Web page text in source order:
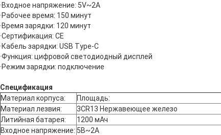
·Входное напряжение: 5V~2A
·Рабочее время: 150 минут
·Время зарядки: 120 минут
·Сертификация: CE
·Кабель зарядки: USB Type-C
·Функция: цифровой светодиодный дисплей
·Режим зарядки: подключение
Спецификация
Материал корпуса:
Площадь:
Материал лезвия:
3CR13 Нержавеющее железо
Литийная батарея:
1200 мАч
Входное напряжение: 5В~2А